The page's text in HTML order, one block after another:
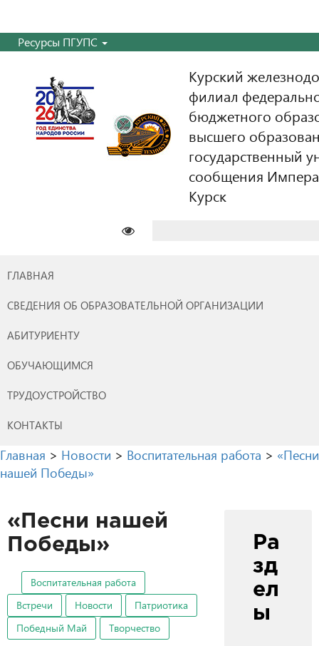
Ресурсы ПГУПС
Курский
филиал
бюджетного
высшего
государственный
сообщения
Курск
ГЛАВНАЯ
СВЕДЕНИЯ ОБ ОБРАЗОВАТЕЛЬНОЙ ОРГАНИЗАЦИИ
АБИТУРИЕНТУ
ОБУЧАЮЩИМСЯ
ТРУДОУСТРОЙСТВО
КОНТАКТЫ
Главная > Новости > Воспитательная работа > «Песни
нашей Победы»
«Песни нашей
Победы»
Воспитательная работа
Встречи
Новости
Патриотика
Победный Май
Творчество
Ра
зд
ел
ы